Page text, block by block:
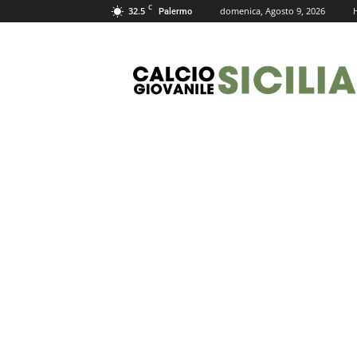
32.5 C Palermo domenica, Agosto 9, 2026
Giovanile
Sicilia